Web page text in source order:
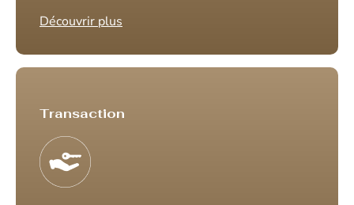
Découvrir plus
Transaction